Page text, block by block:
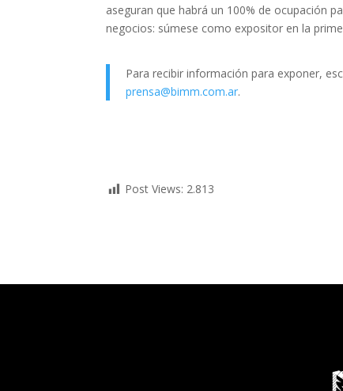
aseguran que habrá un 100% de ocupación
negocios: súmese como expositor en la
Para recibir información para exponer,
prensa@bimm.com.ar.
Post Views: 2.813